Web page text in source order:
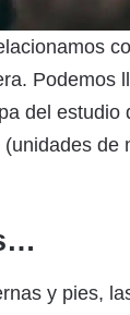
Podemos
del estudio
(unidades de
y pies,